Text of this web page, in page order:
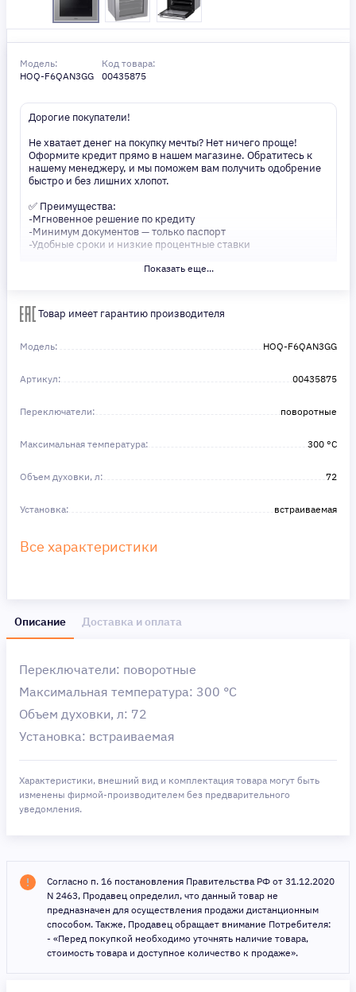
Модель:
HOQ-F6QAN3GG
Код товара:
00435875
Дорогие покупатели!
Не хватает денег на покупку мечты? Нет ничего проще!
Оформите кредит прямо в нашем магазине. Обратитесь к
нашему менеджеру, и мы поможем вам получить одобрение
быстро и без лишних хлопот.
✅ Преимущества:
-Мгновенное решение по кредиту
-Минимум документов — только паспорт
-Удобные сроки и низкие процентные ставки
Не откладывайте свои желания на потом! Получите то, что
Показать еще...
Товар имеет гарантию производителя
Модель: HOQ-F6QAN3GG
Артикул: 00435875
Переключатели: поворотные
Максимальная температура: 300 °C
Объем духовки, л: 72
Установка: встраиваемая
Все характеристики
Описание Доставка и оплата
Переключатели: поворотные
Максимальная температура: 300 °C
Объем духовки, л: 72
Установка: встраиваемая
Характеристики, внешний вид и комплектация товара могут быть
изменены фирмой-производителем без предварительного
уведомления.
Согласно п. 16 постановления Правительства РФ от 31.12.2020
N 2463, Продавец определил, что данный товар не
предназначен для осуществления продажи дистанционным
способом. Также, Продавец обращает внимание Потребителя:
- «Перед покупкой необходимо уточнять наличие товара,
стоимость товара и доступное количество к продаже».